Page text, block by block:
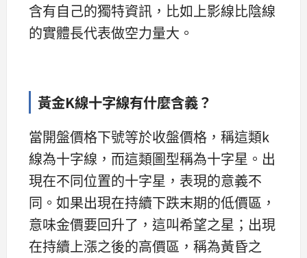
含有自己的獨特資訊，比如上影線比陰線
的實體長代表做空力量大。
黃金K線十字線有什麼含義？
當開盤價格下號等於收盤價格，稱這類k
線為十字線，而這類圖型稱為十字星。出
現在不同位置的十字星，表現的意義不
同。如果出現在持續下跌末期的低價區，
意味金價要回升了，這叫希望之星；出現
在持續上漲之後的高價區，稱為黃昏之